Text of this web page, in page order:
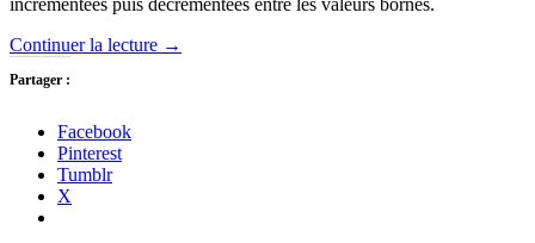
incrémentées puis décrémentées entre les valeurs bornes.
Continuer la lecture →
Partager :
Facebook
Pinterest
Tumblr
X